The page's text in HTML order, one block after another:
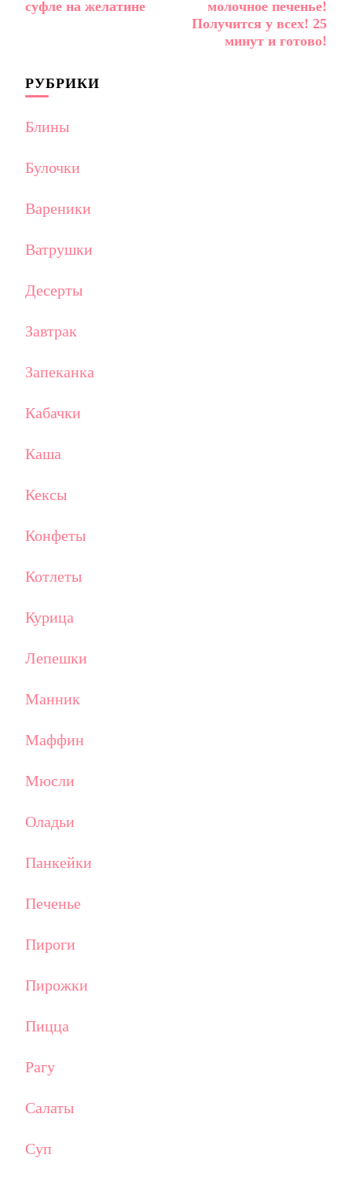
суфле на желатине
молочное печенье!
Получится у всех! 25
минут и готово!
РУБРИКИ
Блины
Булочки
Вареники
Ватрушки
Десерты
Завтрак
Запеканка
Кабачки
Каша
Кексы
Конфеты
Котлеты
Курица
Лепешки
Манник
Маффин
Мюсли
Оладьи
Панкейки
Печенье
Пироги
Пирожки
Пицца
Рагу
Салаты
Суп